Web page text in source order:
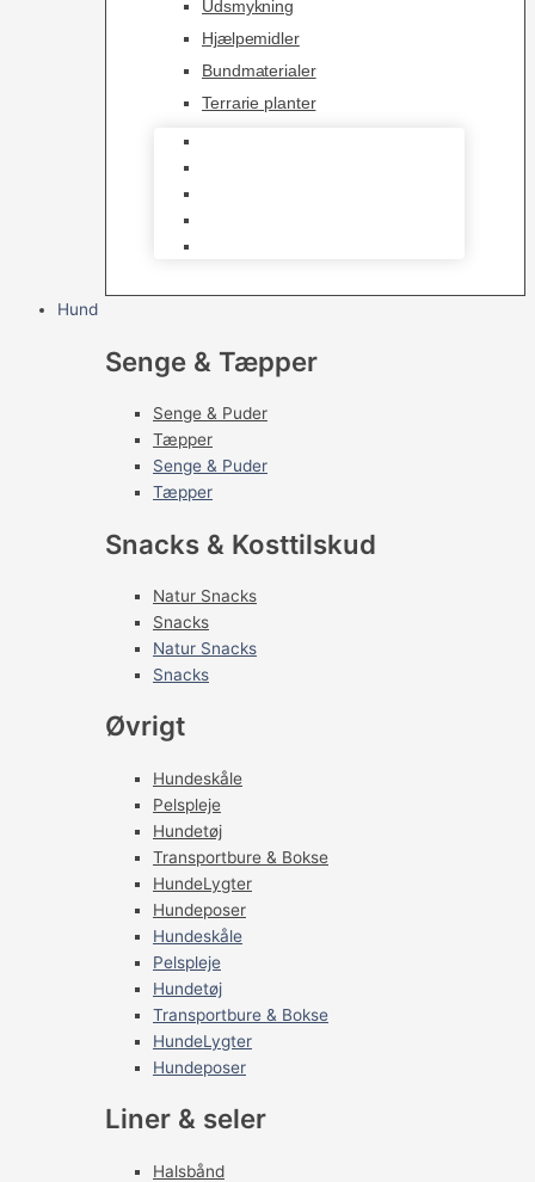
Udsmykning
Hjælpemidler
Bundmaterialer
Terrarie planter
Hund
Senge & Tæpper
Senge & Puder
Tæpper
Senge & Puder
Tæpper
Snacks & Kosttilskud
Natur Snacks
Snacks
Natur Snacks
Snacks
Øvrigt
Hundeskåle
Pelspleje
Hundetøj
Transportbure & Bokse
HundeLygter
Hundeposer
Hundeskåle
Pelspleje
Hundetøj
Transportbure & Bokse
HundeLygter
Hundeposer
Liner & seler
Halsbånd